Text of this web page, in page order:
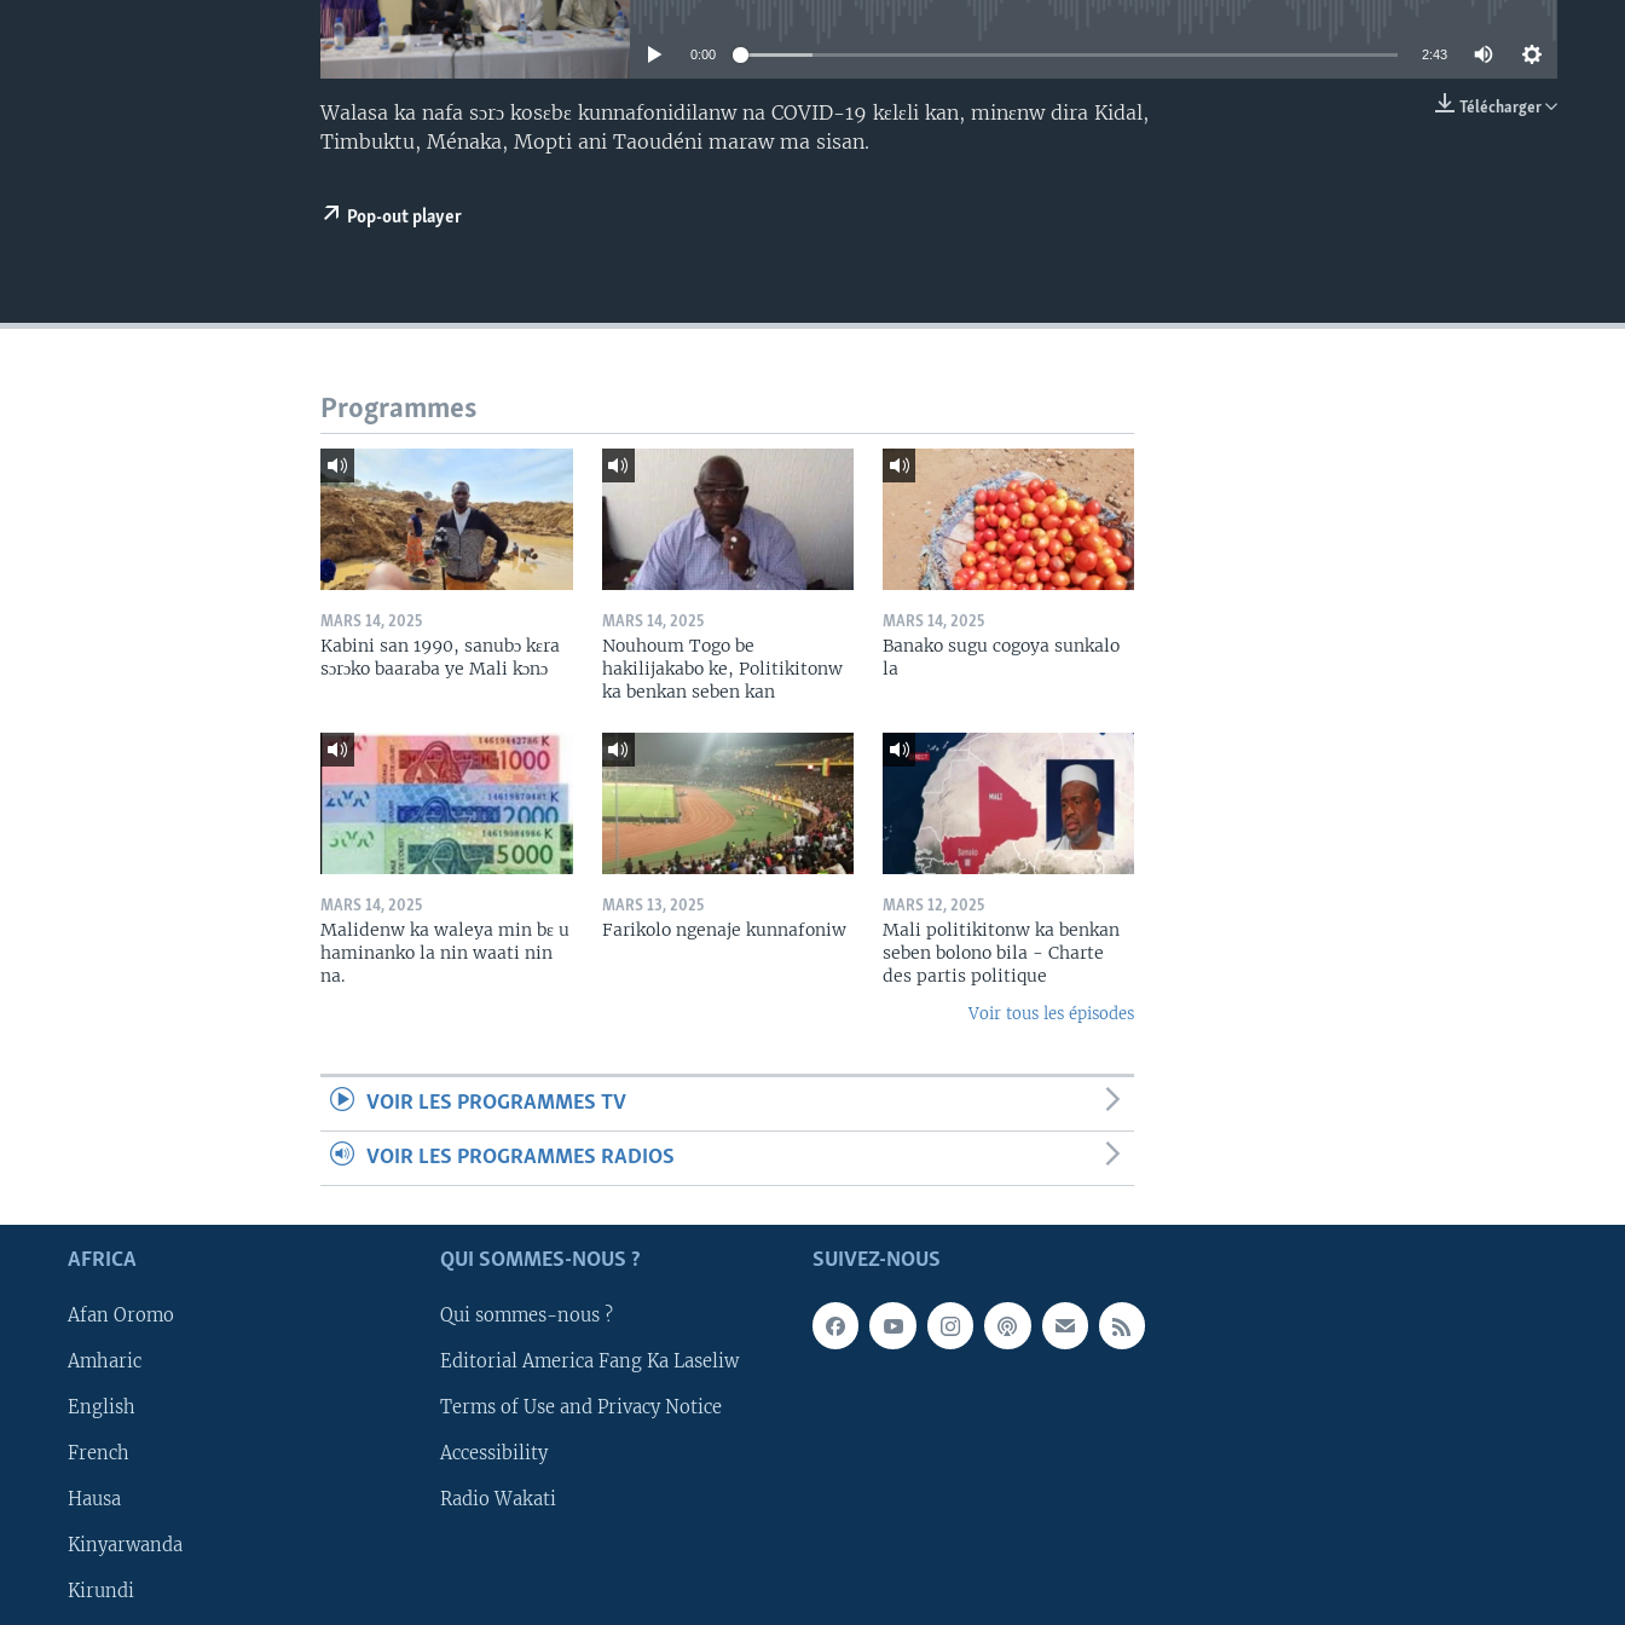
0:00 2:43
Télécharger
Walasa ka nafa sɔrɔ kosɛbɛ kunnafonidilanw na COVID-19 kɛlɛli kan, minɛnw dira Kidal,
Timbuktu, Ménaka, Mopti ani Taoudéni maraw ma sisan.
Pop-out player
Programmes
MARS 14, 2025
Kabini san 1990, sanubɔ kɛra
sɔrɔko baaraba ye Mali kɔnɔ
MARS 14, 2025
Nouhoum Togo be
hakilijakabo ke, Politikitonw
ka benkan seben kan
MARS 14, 2025
Banako sugu cogoya sunkalo
la
MARS 14, 2025
Malidenw ka waleya min bɛ u
haminanko la nin waati nin
na.
MARS 13, 2025
Farikolo ngenaje kunnafoniw
MARS 12, 2025
Mali politikitonw ka benkan
seben bolono bila - Charte
des partis politique
Voir tous les épisodes
VOIR LES PROGRAMMES TV
VOIR LES PROGRAMMES RADIOS
SUIVEZ-NOUS
AFRICA
Afan Oromo
Amharic
English
French
Hausa
Kinyarwanda
Kirundi
QUI SOMMES-NOUS ?
Qui sommes-nous ?
Editorial America Fang Ka Laseliw
Terms of Use and Privacy Notice
Accessibility
Radio Wakati